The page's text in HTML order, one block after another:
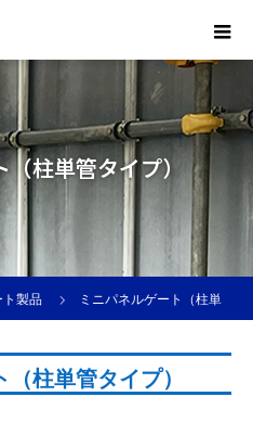
（柱単管タイプ）
ト製品 ミニパネルゲート（柱単
柱単管タイプ）